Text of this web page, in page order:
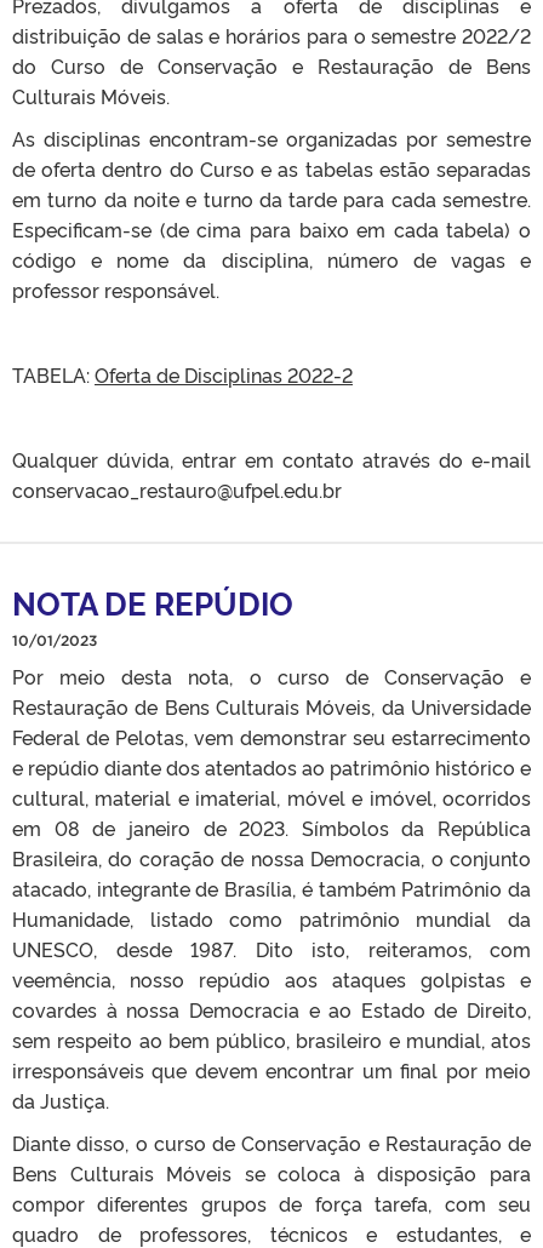
distribuição de salas e horários para o semestre 2022/2
do Curso de Conservação e Restauração de Bens
Culturais Móveis.
As disciplinas encontram-se organizadas por semestre
de oferta dentro do Curso e as tabelas estão separadas
em turno da noite e turno da tarde para cada semestre.
Especificam-se (de cima para baixo em cada tabela) o
código e nome da disciplina, número de vagas e
professor responsável.
TABELA:Oferta de Disciplinas 2022-2
Qualquer dúvida, entrar em contato através do e-mail
conservacao_restauro@ufpel.edu.br
NOTA DE REPÚDIO
10/01/2023
Por meio desta nota, o curso de Conservação e
Restauração de Bens Culturais Móveis, da Universidade
Federal de Pelotas, vem demonstrar seu estarrecimento
e repúdio diante dos atentados ao patrimônio histórico e
cultural, material e imaterial, móvel e imóvel, ocorridos
em 08 de janeiro de 2023. Símbolos da República
Brasileira, do coração de nossa Democracia, o conjunto
atacado, integrante de Brasília, é também Patrimônio da
Humanidade, listado como patrimônio mundial da
UNESCO, desde 1987. Dito isto, reiteramos, com
veemência, nosso repúdio aos ataques golpistas e
covardes à nossa Democracia e ao Estado de Direito,
sem respeito ao bem público, brasileiro e mundial, atos
irresponsáveis que devem encontrar um final por meio
da Justiça.
Diante disso, o curso de Conservação e Restauração de
Bens Culturais Móveis se coloca à disposição para
compor diferentes grupos de força tarefa, com seu
quadro de professores, técnicos e estudantes, e